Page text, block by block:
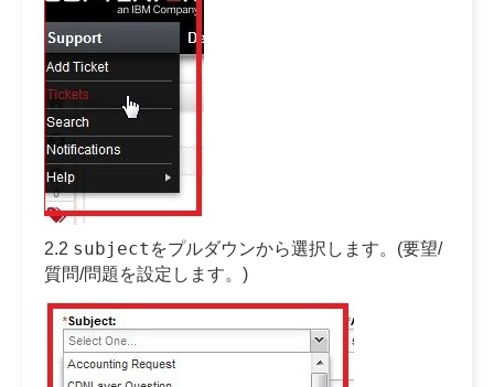
2.2 subject をプルダウンから選択します。(要望/
質問/問題を設定します。)